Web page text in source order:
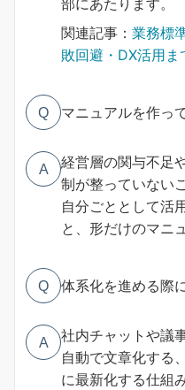
部にあたります。
関連記事： 業務標
敗回避・DX活用
Q マニュアルを作っ
A
経営層の関与不足
制が整っていない
自分ごととして活
と、形だけのマニ
Q 体系化を進める際
A
社内チャットや議
自動で文章化する
に最新化する仕組